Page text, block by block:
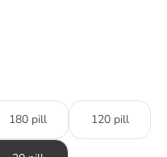
180 pill 120 pill